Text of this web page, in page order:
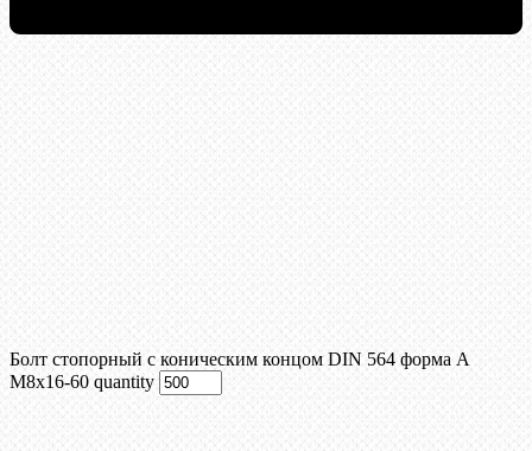
Болт стопорный с коническим концом DIN 564 форма А
М8х16-60 quantity